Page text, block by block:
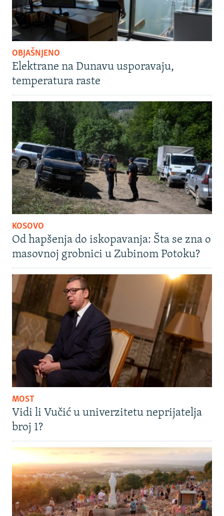
OBJAŠNJENO
Elektrane na Dunavu usporavaju,
temperatura raste
KOSOVO
Od hapšenja do iskopavanja: Šta se zna o
masovnoj grobnici u Zubinom Potoku?
MOST
Vidi li Vučić u univerzitetu neprijatelja
broj 1?